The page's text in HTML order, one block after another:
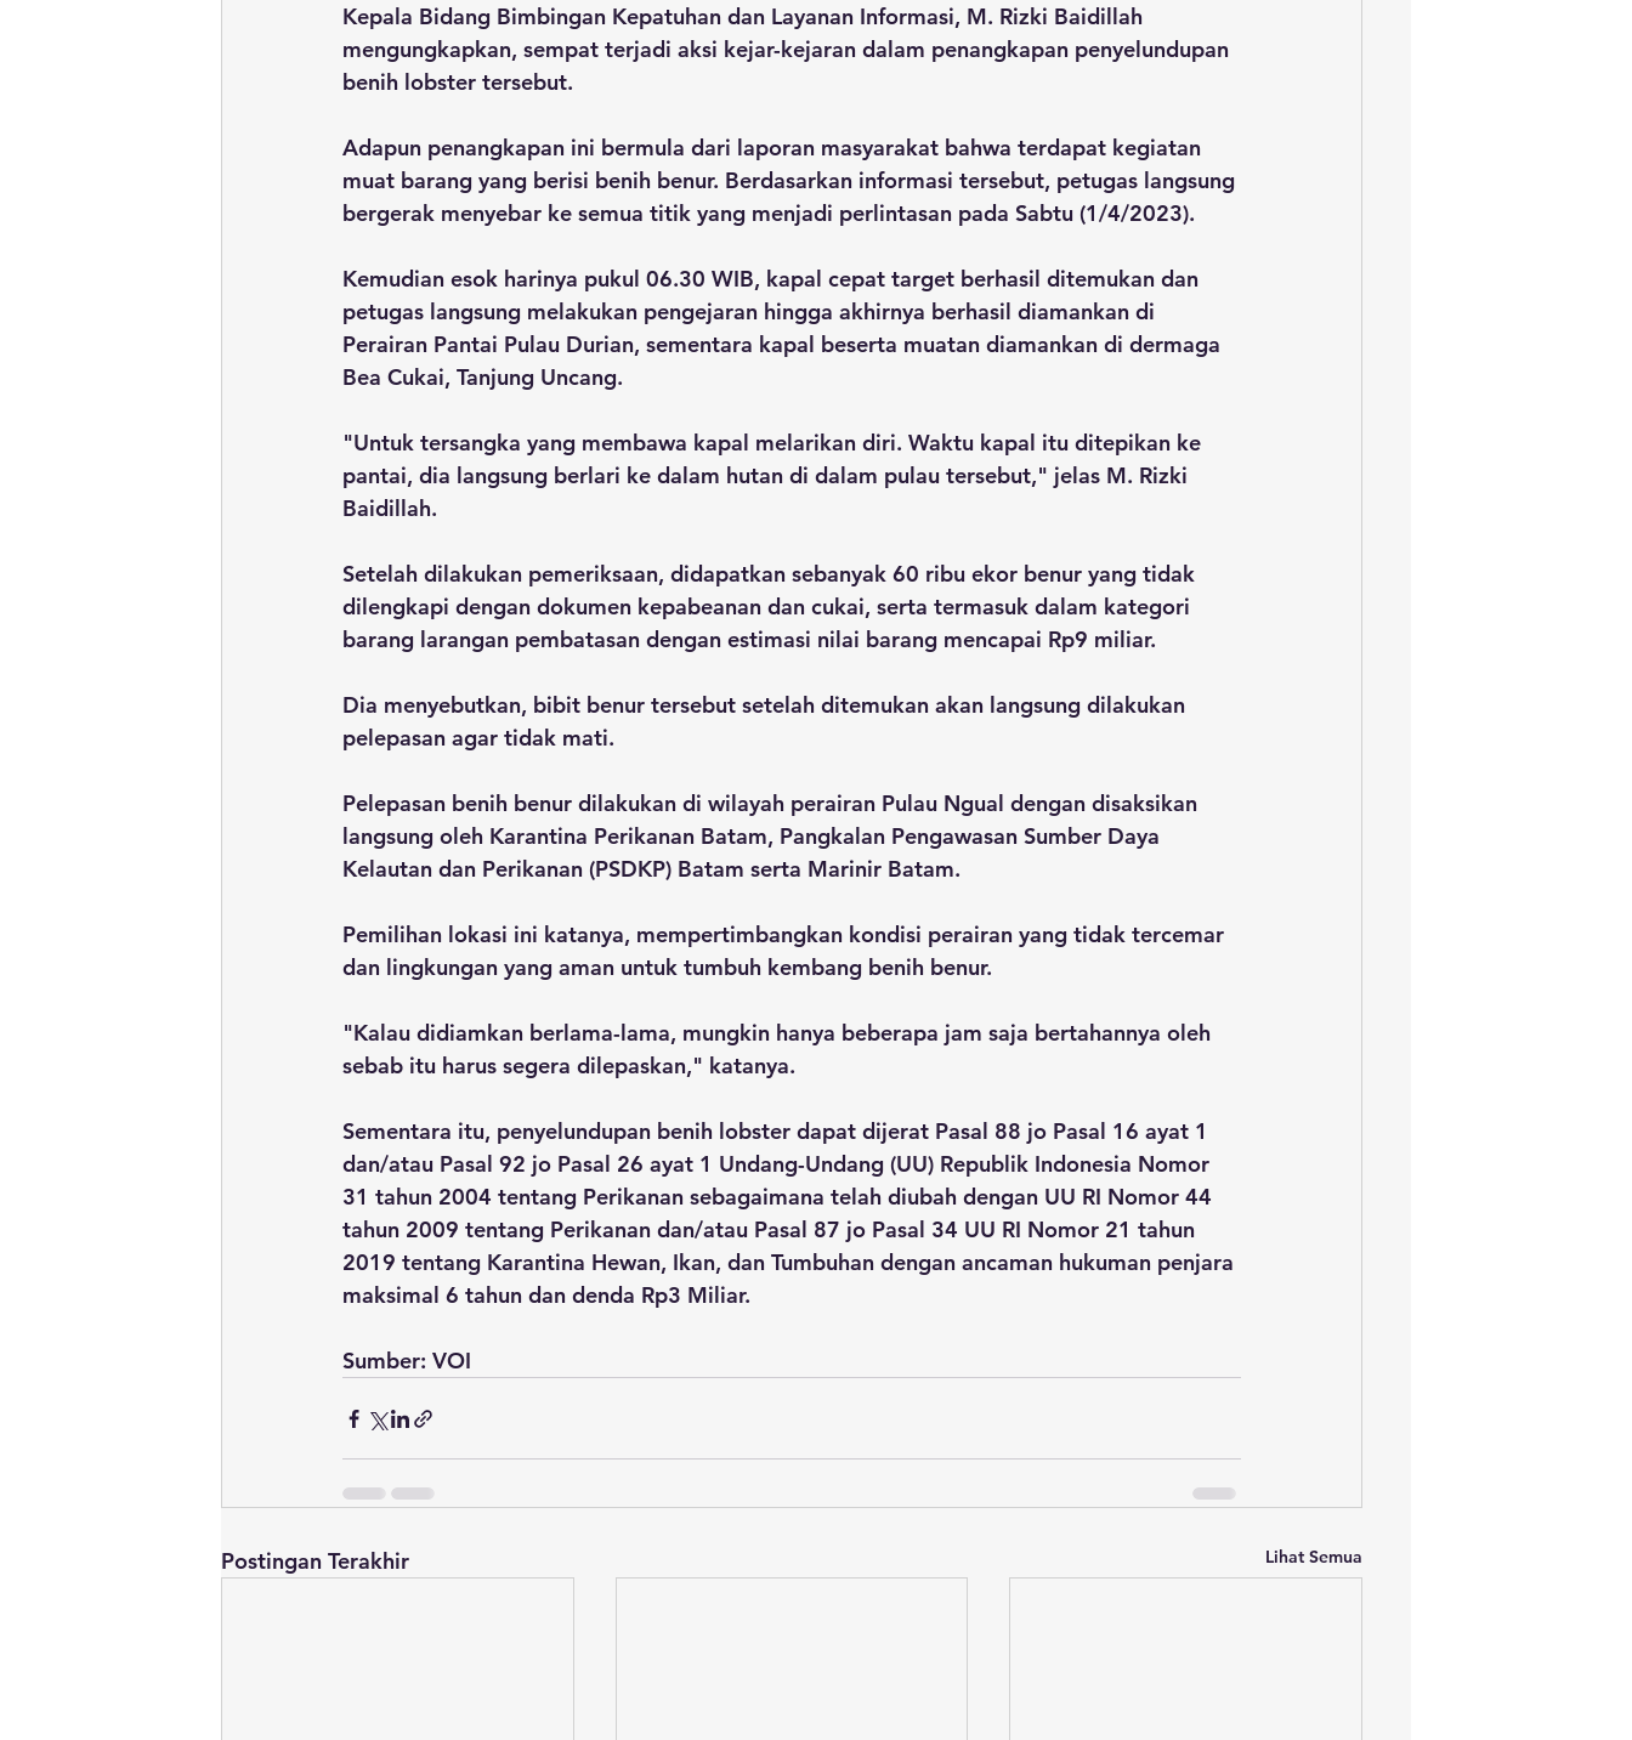
Kepala Bidang Bimbingan Kepatuhan dan Layanan Informasi, M. Rizki Baidillah
mengungkapkan, sempat terjadi aksi kejar-kejaran dalam penangkapan penyelundupan
benih lobster tersebut.
Adapun penangkapan ini bermula dari laporan masyarakat bahwa terdapat kegiatan
muat barang yang berisi benih benur. Berdasarkan informasi tersebut, petugas langsung
bergerak menyebar ke semua titik yang menjadi perlintasan pada Sabtu (1/4/2023).
Kemudian esok harinya pukul 06.30 WIB, kapal cepat target berhasil ditemukan dan
petugas langsung melakukan pengejaran hingga akhirnya berhasil diamankan di
Perairan Pantai Pulau Durian, sementara kapal beserta muatan diamankan di dermaga
Bea Cukai, Tanjung Uncang.
"Untuk tersangka yang membawa kapal melarikan diri. Waktu kapal itu ditepikan ke
pantai, dia langsung berlari ke dalam hutan di dalam pulau tersebut," jelas M. Rizki
Baidillah.
Setelah dilakukan pemeriksaan, didapatkan sebanyak 60 ribu ekor benur yang tidak
dilengkapi dengan dokumen kepabeanan dan cukai, serta termasuk dalam kategori
barang larangan pembatasan dengan estimasi nilai barang mencapai Rp9 miliar.
Dia menyebutkan, bibit benur tersebut setelah ditemukan akan langsung dilakukan
pelepasan agar tidak mati.
Pelepasan benih benur dilakukan di wilayah perairan Pulau Ngual dengan disaksikan
langsung oleh Karantina Perikanan Batam, Pangkalan Pengawasan Sumber Daya
Kelautan dan Perikanan (PSDKP) Batam serta Marinir Batam.
Pemilihan lokasi ini katanya, mempertimbangkan kondisi perairan yang tidak tercemar
dan lingkungan yang aman untuk tumbuh kembang benih benur.
"Kalau didiamkan berlama-lama, mungkin hanya beberapa jam saja bertahannya oleh
sebab itu harus segera dilepaskan," katanya.
Sementara itu, penyelundupan benih lobster dapat dijerat Pasal 88 jo Pasal 16 ayat 1
dan/atau Pasal 92 jo Pasal 26 ayat 1 Undang-Undang (UU) Republik Indonesia Nomor
31 tahun 2004 tentang Perikanan sebagaimana telah diubah dengan UU RI Nomor 44
tahun 2009 tentang Perikanan dan/atau Pasal 87 jo Pasal 34 UU RI Nomor 21 tahun
2019 tentang Karantina Hewan, Ikan, dan Tumbuhan dengan ancaman hukuman penjara
maksimal 6 tahun dan denda Rp3 Miliar.
Sumber: VOI
Postingan Terakhir Lihat Semua